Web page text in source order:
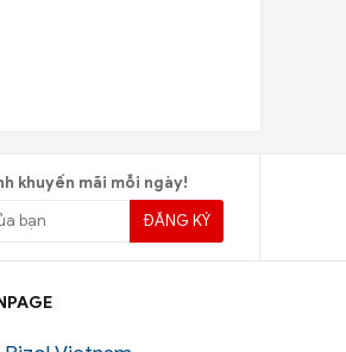
khuyến mãi mỗi ngày!
ĐĂNG KÝ